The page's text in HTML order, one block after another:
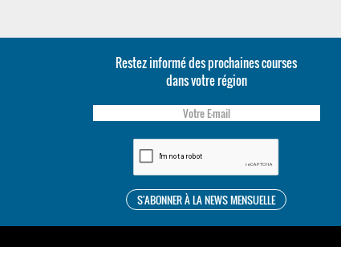
Restez informé des prochaines courses
dans votre région